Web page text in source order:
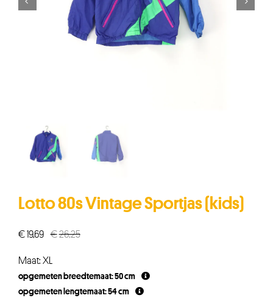
Lotto 80s Vintage Sportjas (kids)
€26,25Oorspronkelijke
€26,25.
€19,69
Huidige
€19,69.
Maat: XL
opgemeten breedtemaat: 50 cm
opgemeten lengtemaat: 54 cm